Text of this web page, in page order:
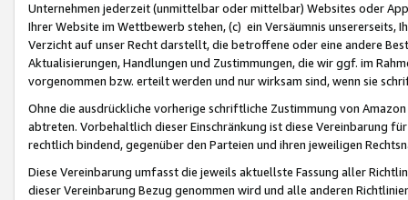
Unternehmen jederzeit (unmittelbar oder mittelbar) Websites oder
Ihrer Website im Wettbewerb stehen, (c) ein Versäumnis unsererseits,
Verzicht auf unser Recht darstellt, die betroffene oder eine andere
Aktualisierungen, Handlungen und Zustimmungen, die wir ggf. im
vorgenommen bzw. erteilt werden und nur wirksam sind, wenn sie
Ohne die ausdrückliche vorherige schriftliche Zustimmung von
abtreten. Vorbehaltlich dieser Einschränkung ist diese Vereinbarung
rechtlich bindend, gegenüber den Parteien und ihren jeweiligen
Diese Vereinbarung umfasst die jeweils aktuellste Fassung aller
dieser Vereinbarung Bezug genommen wird und alle anderen